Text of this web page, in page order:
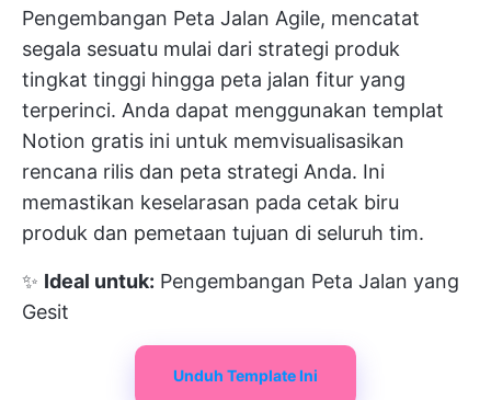
Pengembangan Peta Jalan Agile, mencatat
segala sesuatu mulai dari strategi produk
tingkat tinggi hingga peta jalan fitur yang
terperinci. Anda dapat menggunakan templat
Notion gratis ini untuk memvisualisasikan
rencana rilis dan peta strategi Anda. Ini
memastikan keselarasan pada cetak biru
produk dan pemetaan tujuan di seluruh tim.
✨ Ideal untuk: Pengembangan Peta Jalan yang
Gesit
Unduh Template Ini